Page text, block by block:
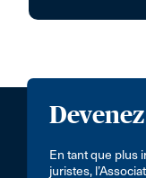
En tant que plus
juristes,